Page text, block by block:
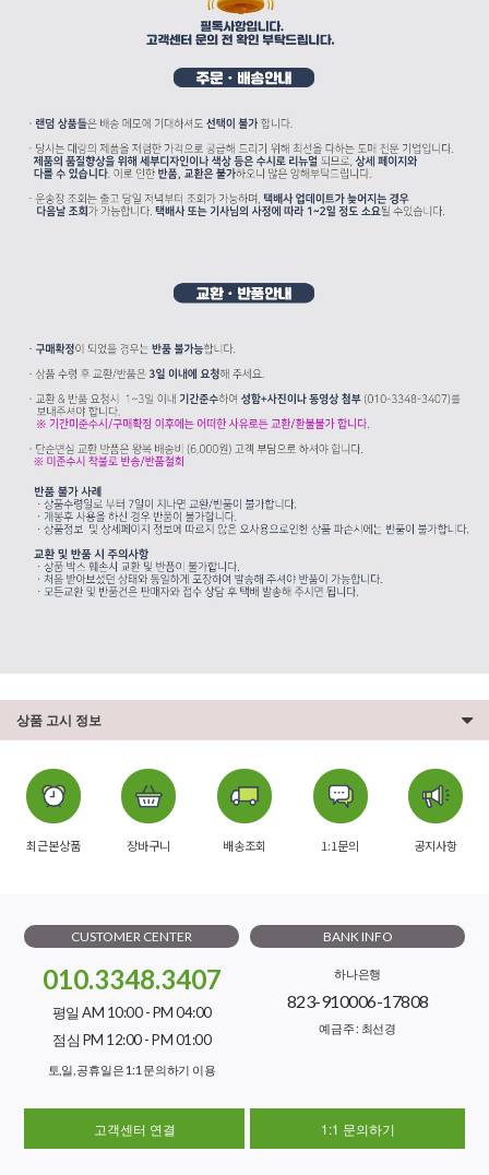
상품 고시 정보
최근본상품 장바구니 배송조회 1:1문의 공지사항
CUSTOMER CENTER
010.3348.3407
평일 AM 10:00 - PM 04:00
점심 PM 12:00 - PM 01:00
토,일, 공휴일은 1:1 문의하기 이용
BANK INFO
하나은행
823-910006-17808
예금주 : 최선경
고객센터 연결 1:1 문의하기